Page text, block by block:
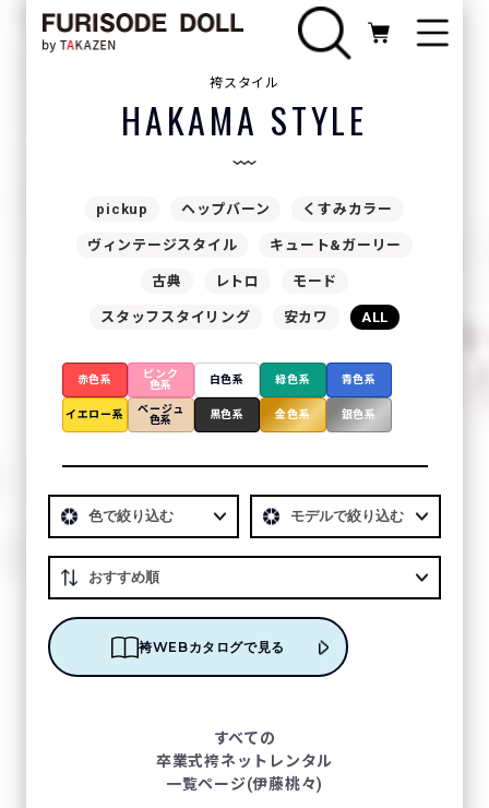
袴スタイル
HAKAMA STYLE
pickup ヘップバーン くすみカラー
ヴィンテージスタイル キュート&ガーリー
古典 レトロ モード
スタッフスタイリング 安カワ ALL
赤色系
ピンク
色系
白色系 緑色系 青色系
イエロー系
ベージュ
色系
黒色系 金色系 銀色系
袴WEBカタログで見る
すべての
卒業式袴ネットレンタル
一覧ページ(伊藤桃々)